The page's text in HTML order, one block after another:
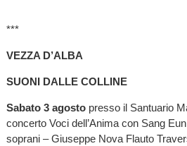
***
VEZZA D’ALBA
SUONI DALLE COLLINE
Sabato 3 agostopresso il Santuario
concerto Voci dell’Anima con Sang
soprani – Giuseppe Nova Flauto